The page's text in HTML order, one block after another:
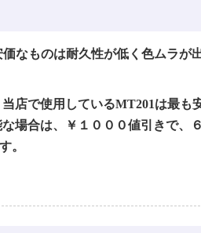
なものは耐久性が低く色ムラが
店で使用しているMT201は最も
場合は、￥１０００値引きで、
。